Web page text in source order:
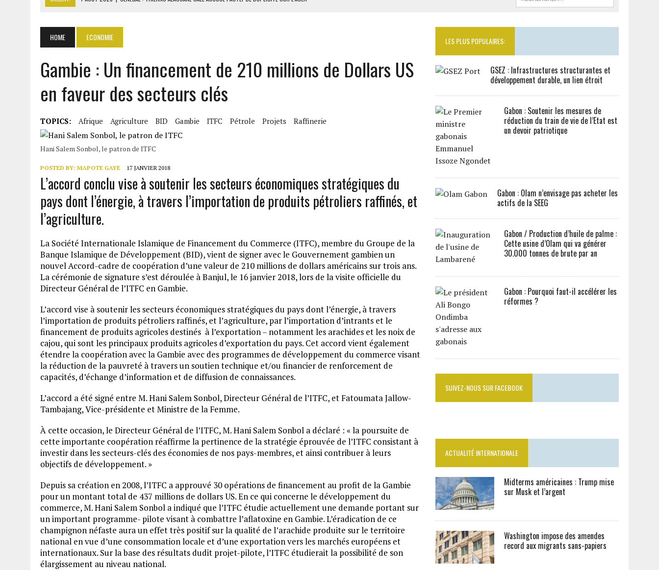
7 AOÛT 2026 | OUATTARA APPELLE À L’UNION NATIONALE POUR BÂTIR LA GRANDE CÔTE D’IVOIRE
7 AOÛT 2026
CÔTE D’IVOIRE : OUATTARA GRACIE 4 661 DÉTENUS POUR L’INDÉPENDANCE
HOME ECONOMIE
Gambie : Un financement de 210 millions de Dollars US
en faveur des secteurs clés
TOPICS: Afrique Agriculture BID Gambie ITFC Pétrole Projets Raffinerie
Hani Salem Sonbol, le patron de ITFC
POSTED BY: MAPOTE GAYE 17 JANVIER 2018
L’accord conclu vise à soutenir les secteurs économiques stratégiques du
pays dont l’énergie, à travers l’importation de produits pétroliers raffinés, et
l’agriculture.
La Société Internationale Islamique de Financement du Commerce (ITFC), membre du Groupe de la
Banque Islamique de Développement (BID), vient de signer avec le Gouvernement gambien un
nouvel Accord-cadre de coopération d’une valeur de 210 millions de dollars américains sur trois ans.
La cérémonie de signature s’est déroulée à Banjul, le 16 janvier 2018, lors de la visite officielle du
Directeur Général de l’ITFC en Gambie.
L’accord vise à soutenir les secteurs économiques stratégiques du pays dont l’énergie, à travers
l’importation de produits pétroliers raffinés, et l’agriculture, par l’importation d’intrants et le
financement de produits agricoles destinés à l’exportation – notamment les arachides et les noix de
cajou, qui sont les principaux produits agricoles d’exportation du pays. Cet accord vient également
étendre la coopération avec la Gambie avec des programmes de développement du commerce visant
la réduction de la pauvreté à travers un soutien technique et/ou financier de renforcement de
capacités, d’échange d’information et de diffusion de connaissances.
L’accord a été signé entre M. Hani Salem Sonbol, Directeur Général de l’ITFC, et Fatoumata Jallow-
Tambajang, Vice-présidente et Ministre de la Femme.
À cette occasion, le Directeur Général de l’ITFC, M. Hani Salem Sonbol a déclaré : « la poursuite de
cette importante coopération réaffirme la pertinence de la stratégie éprouvée de l’ITFC consistant à
investir dans les secteurs-clés des économies de nos pays-membres, et ainsi contribuer à leurs
objectifs de développement. »
Depuis sa création en 2008, l’ITFC a approuvé 30 opérations de financement au profit de la Gambie
pour un montant total de 437 millions de dollars US. En ce qui concerne le développement du
commerce, M. Hani Salem Sonbol a indiqué que l’ITFC étudie actuellement une demande portant sur
un important programme- pilote visant à combattre l’aflatoxine en Gambie. L’éradication de ce
champignon néfaste aura un effet très positif sur la qualité de l’arachide produite sur le territoire
national en vue d’une consommation locale et d’une exportation vers les marchés européens et
internationaux. Sur la base des résultats dudit projet-pilote, l’ITFC étudierait la possibilité de son
élargissement au niveau national.
LES PLUS POPULAIRES:
GSEZ : Infrastructures structurantes et
développement durable, un lien étroit
Gabon : Soutenir les mesures de
réduction du train de vie de l’Etat est
un devoir patriotique
Gabon : Olam n’envisage pas acheter les
actifs de la SEEG
Gabon / Production d’huile de palme :
Cette usine d’Olam qui va générer
30.000 tonnes de brute par an
Gabon : Pourquoi faut-il accélérer les
réformes ?
SUIVEZ-NOUS SUR FACEBOOK
ACTUALITÉ INTERNATIONALE
Midterms américaines : Trump mise
sur Musk et l’argent
Washington impose des amendes
record aux migrants sans-papiers